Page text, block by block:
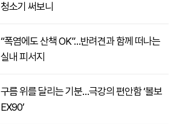
청소기 써보니
“폭염에도 산책 OK”…반려견과 함께 떠나는
실내 피서지
구름 위를 달리는 기분…극강의 편안함 ‘볼보
EX90’